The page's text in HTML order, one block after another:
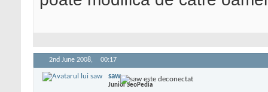
2nd June 2008, 00:17
saw
Junior SeoPedia